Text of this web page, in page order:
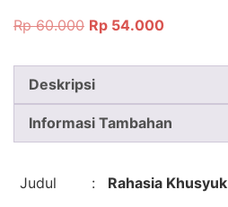
Rp60.000 Harga
adalah:
Rp 60.000.
Rp 54.000Harga
ini
Deskripsi
Informasi Tambahan
Judul :
Rahasia Khusyuk